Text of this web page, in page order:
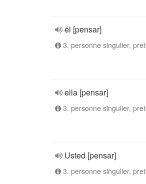
él [pensar]
3. personne singulier,
ella [pensar]
3. personne singulier,
Usted [pensar]
3. personne singulier,